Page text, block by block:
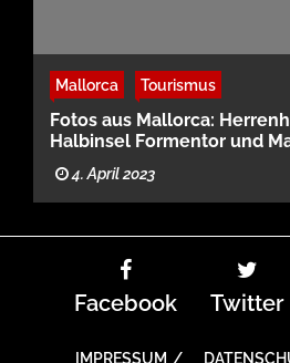
Mallorca Tourismus
Fotos aus Mallorca:
Halbinsel Formentor und
4. April 2023
Facebook Twitter
IMPRESSUM